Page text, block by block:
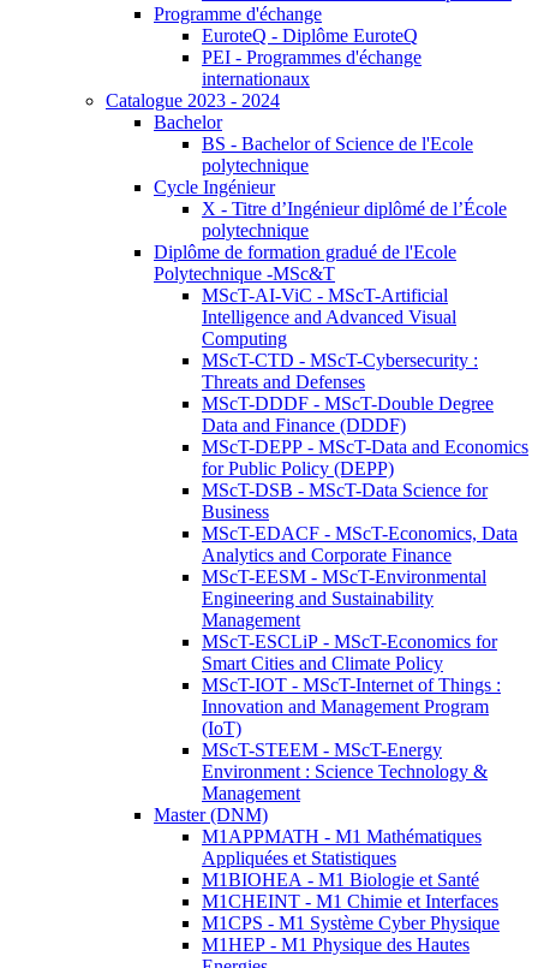
Programme d'échange
EuroteQ - Diplôme EuroteQ
PEI - Programmes d'échange
internationaux
Catalogue 2023 - 2024
Bachelor
BS - Bachelor of Science de l'Ecole
polytechnique
Cycle Ingénieur
X - Titre d’Ingénieur diplômé de l’École
polytechnique
Diplôme de formation gradué de l'Ecole
Polytechnique -MSc&T
MScT-AI-ViC - MScT-Artificial
Intelligence and Advanced Visual
Computing
MScT-CTD - MScT-Cybersecurity :
Threats and Defenses
MScT-DDDF - MScT-Double Degree
Data and Finance (DDDF)
MScT-DEPP - MScT-Data and Economics
for Public Policy (DEPP)
MScT-DSB - MScT-Data Science for
Business
MScT-EDACF - MScT-Economics, Data
Analytics and Corporate Finance
MScT-EESM - MScT-Environmental
Engineering and Sustainability
Management
MScT-ESCLiP - MScT-Economics for
Smart Cities and Climate Policy
MScT-IOT - MScT-Internet of Things :
Innovation and Management Program
(IoT)
MScT-STEEM - MScT-Energy
Environment : Science Technology &
Management
Master (DNM)
M1APPMATH - M1 Mathématiques
Appliquées et Statistiques
M1BIOHEA - M1 Biologie et Santé
M1CHEINT - M1 Chimie et Interfaces
M1CPS - M1 Système Cyber Physique
M1HEP - M1 Physique des Hautes